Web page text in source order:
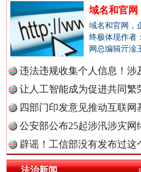
中国
中国
中国
一枚“钉子”竟然扎入要
域名和官网
域名和官网，
终极体现作者
网总编辑亓淦
违法违规收集个人信息！涉
让人工智能成为促进共同繁
四部门印发意见推动互联网
公安部公布25起涉汛涉灾网
辟谣！工信部没有发布过这
法治新闻